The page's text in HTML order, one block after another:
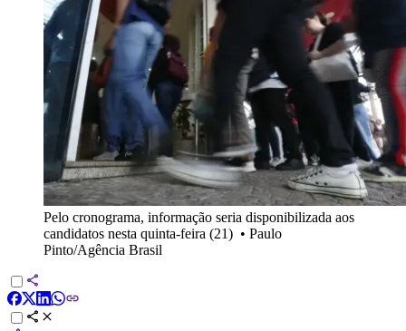
Pelo cronograma, informação seria disponibilizada aos
candidatos nesta quinta-feira (21) • Paulo
Pinto/Agência Brasil